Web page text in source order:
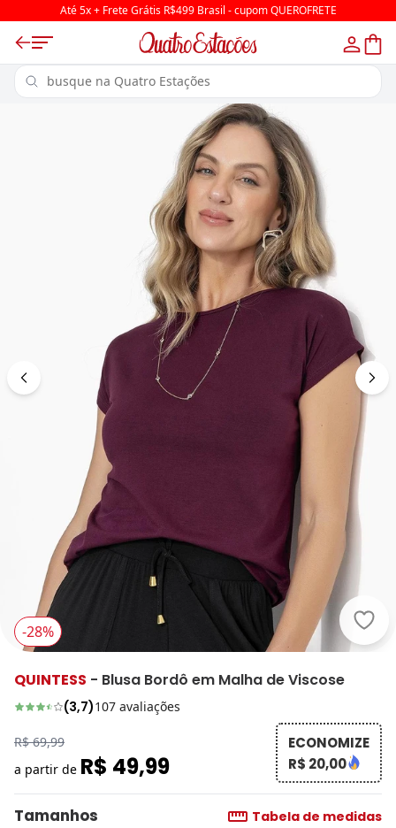
Até 5x + Frete Grátis R$499 Brasil - cupom QUEROFRETE
-28%
QUINTESS - Blusa Bordô em Malha de Viscose
(3,7)107 avaliações
R$ 69,99
a partir de R$ 49,99
ECONOMIZE
R$ 20,00
Tamanhos Tabela de medidas